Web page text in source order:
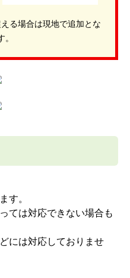
る場合は現地で追加とな
。
す。
ては対応できない場合も
には対応しておりませ